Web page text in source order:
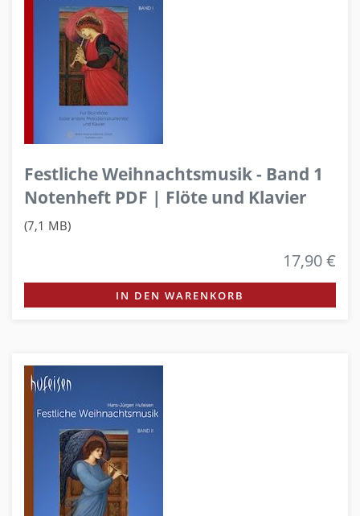
Festliche Weihnachtsmusik - Band 1
Notenheft PDF | Flöte und Klavier
(7,1 MB)
17,90 €
IN DEN WARENKORB